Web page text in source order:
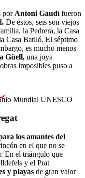
por Antoni Gaudífueron
De éstos, seis son viejos
la Pedrera, la Casa
Casa Batlló. El séptimo
es mucho menos
Güell, una joya
imposibles puso a
los amantes del
en el que no se
En el triángulo que
y el Prat
y playas de gran valor